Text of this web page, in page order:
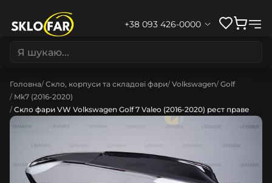
+38 093 426-0000
Головна Скло, корпуси та складові фари Volkswagen Golf
Mk7 (2016-2020)
Скло фари VW Volkswagen Golf 7 Valeo (2016-2020) рест праве